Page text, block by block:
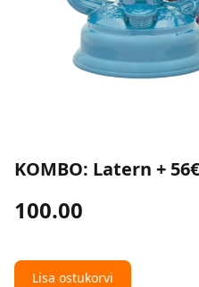
KOMBO: Latern +
100.00
Lisa ostukorvi